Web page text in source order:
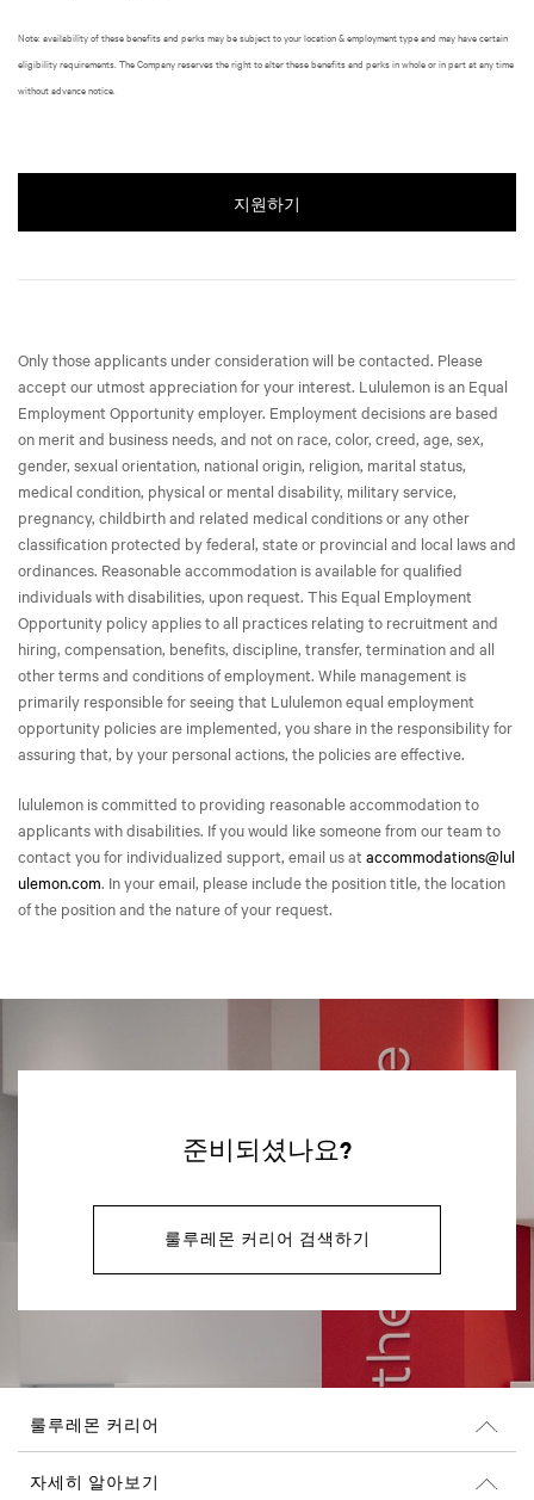
Note: availability of these benefits and perks may be subject to your location & employment type and may have certain
eligibility requirements. The Company reserves the right to alter these benefits and perks in whole or in part at any time
without advance notice.
지원하기
Only those applicants under consideration will be contacted. Please
accept our utmost appreciation for your interest. Lululemon is an Equal
Employment Opportunity employer. Employment decisions are based
on merit and business needs, and not on race, color, creed, age, sex,
gender, sexual orientation, national origin, religion, marital status,
medical condition, physical or mental disability, military service,
pregnancy, childbirth and related medical conditions or any other
classification protected by federal, state or provincial and local laws and
ordinances. Reasonable accommodation is available for qualified
individuals with disabilities, upon request. This Equal Employment
Opportunity policy applies to all practices relating to recruitment and
hiring, compensation, benefits, discipline, transfer, termination and all
other terms and conditions of employment. While management is
primarily responsible for seeing that Lululemon equal employment
opportunity policies are implemented, you share in the responsibility for
assuring that, by your personal actions, the policies are effective.
lululemon is committed to providing reasonable accommodation to
applicants with disabilities. If you would like someone from our team to
contact you for individualized support, email us at accommodations@lul
ulemon.com. In your email, please include the position title, the location
of the position and the nature of your request.
준비되셨나요?
룰루레몬 커리어 검색하기
룰루레몬 커리어
자세히 알아보기